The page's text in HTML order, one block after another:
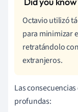
Octavio utilizó
para minimizar
retratándolo
extranjeros.
Las
profundas: